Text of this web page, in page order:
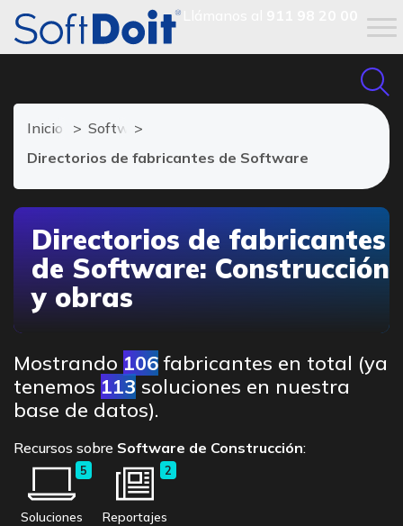
Inicio
Software de Construcción
Directorios de fabricantes de Software
Directorios de fabricantes
de Software: Construcción
y obras
Mostrando 106fabricantes en total (ya
tenemos 113 soluciones en nuestra
base de datos).
Recursos sobre Software de Construcción:
5
Soluciones
2
Reportajes